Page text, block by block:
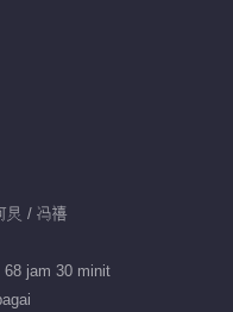
炅 / 冯禧
68 jam 30 minit